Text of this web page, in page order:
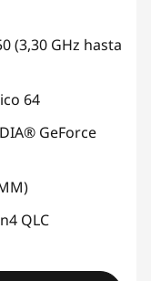
(3,30 GHz hasta
64
GeForce
QLC